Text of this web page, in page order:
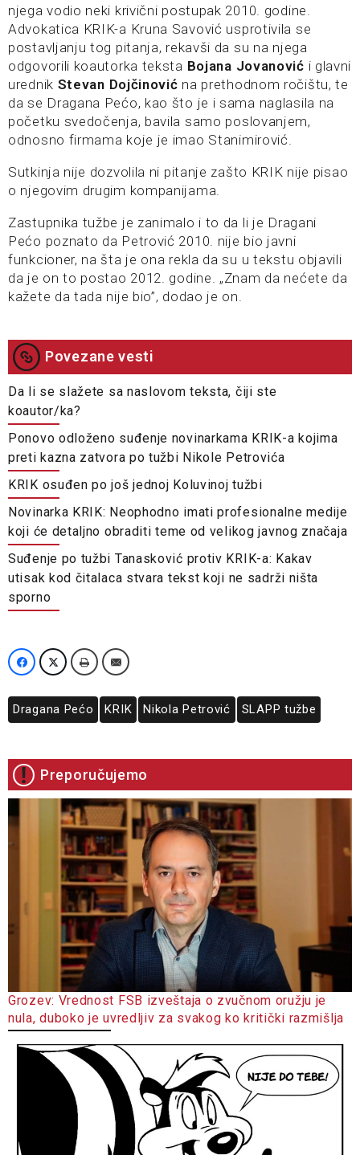
njega vodio neki krivični postupak 2010. godine.
Advokatica KRIK-a Kruna Savović usprotivila se
postavljanju tog pitanja, rekavši da su na njega
odgovorili koautorka teksta Bojana Jovanović i glavni
urednik Stevan Dojčinović na prethodnom ročištu, te
da se Dragana Pećo, kao što je i sama naglasila na
početku svedočenja, bavila samo poslovanjem,
odnosno firmama koje je imao Stanimirović.
Sutkinja nije dozvolila ni pitanje zašto KRIK nije pisao
o njegovim drugim kompanijama.
Zastupnika tužbe je zanimalo i to da li je Dragani
Pećo poznato da Petrović 2010. nije bio javni
funkcioner, na šta je ona rekla da su u tekstu objavili
da je on to postao 2012. godine. „Znam da nećete da
kažete da tada nije bio”, dodao je on.
Povezane vesti
Da li se slažete sa naslovom teksta, čiji ste
koautor/ka?
Ponovo odloženo suđenje novinarkama KRIK-a kojima
preti kazna zatvora po tužbi Nikole Petrovića
KRIK osuđen po još jednoj Koluvinoj tužbi
Novinarka KRIK: Neophodno imati profesionalne medije
koji će detaljno obraditi teme od velikog javnog značaja
Suđenje po tužbi Tanasković protiv KRIK-a: Kakav
utisak kod čitalaca stvara tekst koji ne sadrži ništa
sporno
Dragana Pećo KRIK Nikola Petrović SLAPP tužbe
Preporučujemo
Grozev: Vrednost FSB izveštaja o zvučnom oružju je
nula, duboko je uvredljiv za svakog ko kritički razmišlja